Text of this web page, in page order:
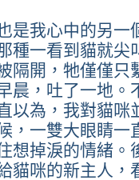
我心中的另一
種一看到貓就尖
隔開，牠僅僅只
晨，吐了一地。
以為，我對貓咪
，一雙大眼睛一
想掉淚的情緒。
貓咪的新主人，